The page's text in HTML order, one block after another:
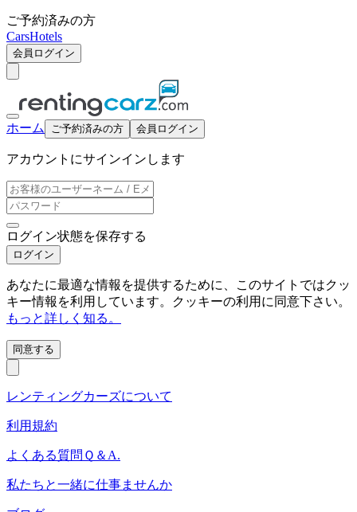
ご予約済みの方
CarsHotels
会員ログイン
ホーム ご予約済みの方 会員ログイン
アカウントにサインインします
ログイン状態を保存する
ログイン
あなたに最適な情報を提供するために、このサイトではクッ
キー情報を利用しています。クッキーの利用に同意下さい。
もっと詳しく知る。
同意する
レンティングカーズについて
利用規約
よくある質問Ｑ＆A.
私たちと一緒に仕事ませんか